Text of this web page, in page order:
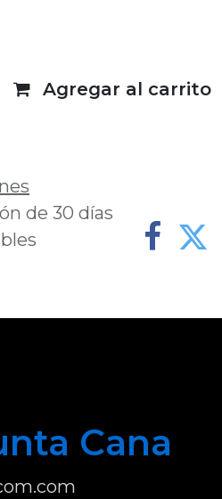
Agregar al carrito
de 30 días
Cana